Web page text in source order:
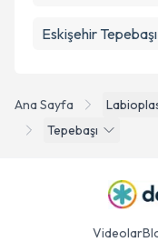
Ana Sayfa
Tepebaşı
Eskişehir
Videolar